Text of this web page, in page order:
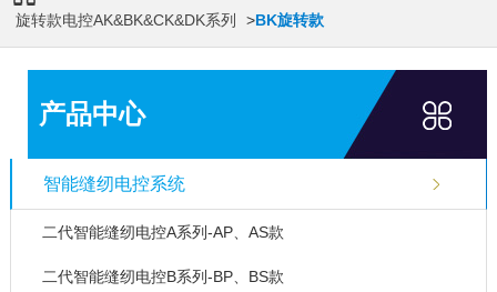
旋转款电控AK&BK&CK&DK系列
>BK旋转款
产品中心
智能缝纫电控系统
二代智能缝纫电控A系列-AP、AS款
二代智能缝纫电控B系列-BP、BS款